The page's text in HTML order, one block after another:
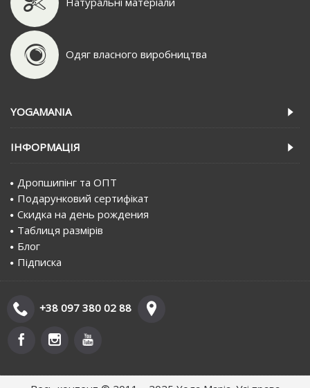
Одяг власного виробництва
YOGAMANIA
IНФОРМАЦIЯ
Дропшипінг та ОПТ
Подарунковий сертифiкат
Скидка на день рождения
Таблиця размірів
Блог
Пiдписка
+38 097 380 02 88